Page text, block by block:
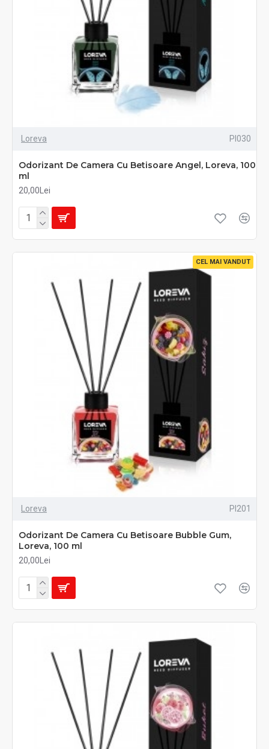
Loreva PI030
Odorizant De Camera Cu Betisoare Angel, Loreva, 100
ml
20,00Lei
CEL MAI VANDUT
Loreva PI201
Odorizant De Camera Cu Betisoare Bubble Gum,
Loreva, 100 ml
20,00Lei